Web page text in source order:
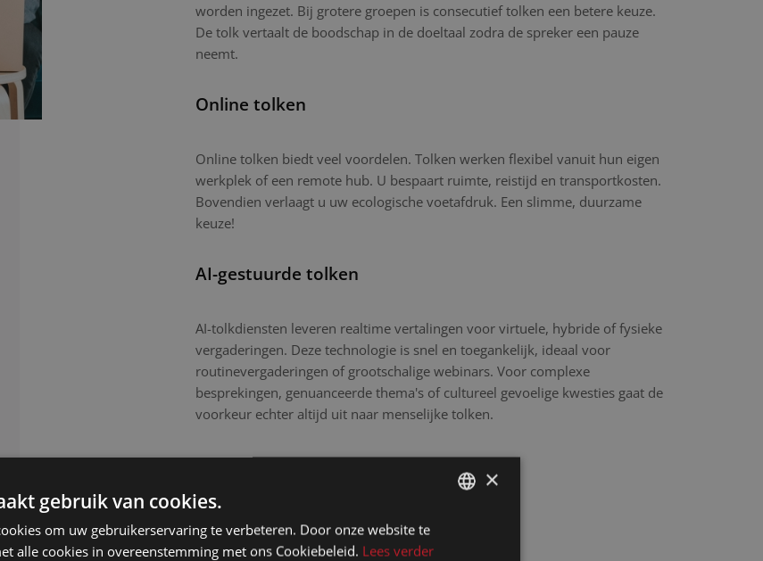
worden ingezet. Bij grotere groepen is consecutief tolken een betere keuze.
De tolk vertaalt de boodschap in de doeltaal zodra de spreker een pauze
neemt.
Online tolken
Online tolken biedt veel voordelen. Tolken werken flexibel vanuit hun eigen
werkplek of een remote hub. U bespaart ruimte, reistijd en transportkosten.
Bovendien verlaagt u uw ecologische voetafdruk. Een slimme, duurzame
keuze!
AI-gestuurde tolken
AI-tolkdiensten leveren realtime vertalingen voor virtuele, hybride of fysieke
vergaderingen. Deze technologie is snel en toegankelijk, ideaal voor
routinevergaderingen of grootschalige webinars. Voor complexe
besprekingen, genuanceerde thema's of cultureel gevoelige kwesties gaat de
voorkeur echter altijd uit naar menselijke tolken.
×
gebruik van cookies.
om uw gebruikerservaring te verbeteren. Door onze website te
alle cookies in overeenstemming met ons Cookiebeleid. Lees verder